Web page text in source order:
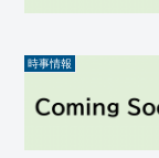
時事情報